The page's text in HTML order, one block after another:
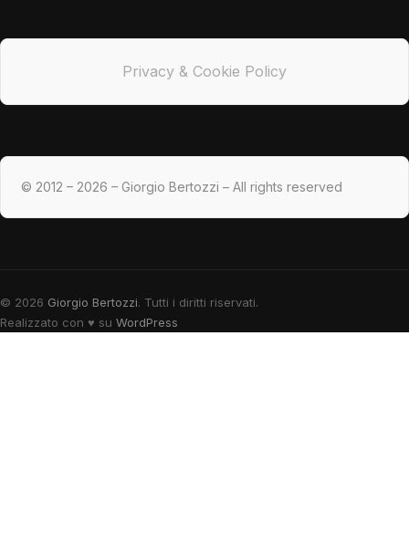
Privacy & Cookie Policy
© 2012 – 2026 – Giorgio Bertozzi – All rights reserved
© 2026 Giorgio Bertozzi. Tutti i diritti riservati.
Realizzato con ♥ su WordPress